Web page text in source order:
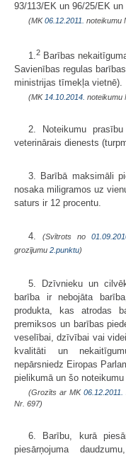
93/113/EK un 96/25/EK
(MK06.12.2011. noteikumu
1.2 Barības
Savienības regulas
ministrijas tīmekļa vietnē).
(MK 14.10.2014. noteikumu
2. Noteikumu
veterinārais dienests
3. Barībā maksimāli
nosaka mili­gramos uz
saturs ir 12 pro­centu.
4. (Svītrots no
grozījumu 2.punktu)
5. Dzīvnieku un
barība ir nebojāta
produkta, kas atrodas
premiksos un barības
veselībai, dzīvībai vai
kvalitāti un
nepārsniedz Eiropas
pielikumā un šo noteikumu
(Grozīts ar MK 06.12.2011.
Nr. 697)
6. Barību, kurā
piesārņojuma